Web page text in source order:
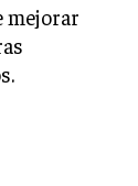
mejorar